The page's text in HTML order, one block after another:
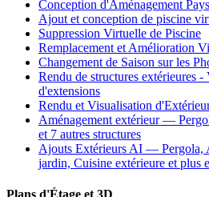
Conception d'Aménagement
Ajout et conception de piscine
Suppression Virtuelle de Piscine
Remplacement et Amélioration
Changement de Saison sur les
Rendu de structures extérieures
d'extensions
Rendu et Visualisation
Aménagement extérieur —
et 7 autres structures
Ajouts Extérieurs AI — Pergola,
jardin, Cuisine extérieure et plus
Plans d'Étage et 3D